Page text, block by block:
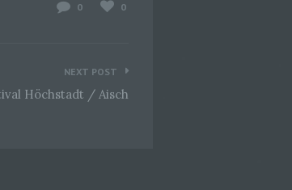
0 0
NEXT POST
Höchstadt / Aisch